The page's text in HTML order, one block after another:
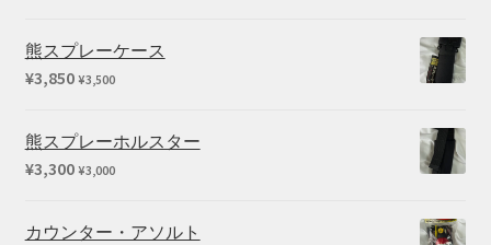
熊スプレーケース
¥3,850 ¥3,500
熊スプレーホルスター
¥3,300 ¥3,000
カウンター・アソルト